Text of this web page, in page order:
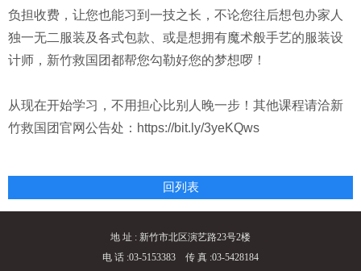
负担收费，让您也能习到一技之长，不论您往后想包办家人
独一无二服装及各式包款、或是想拥有魔术般手艺的服装设
计师，新竹救国团都帮您勾勒好您的梦想啰！
从现在开始学习，不用担心比别人晚一步！其他课程请洽新
竹救国团官网公告处：https://bit.ly/3yeKQws
回列表
地 址 : 新竹市北区演艺路23号2楼
电 话 :03-5153383 传 真 :03-5428184